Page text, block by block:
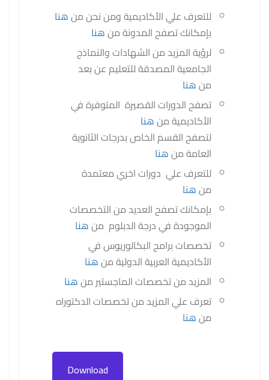
للتعرف علي الأكاديمية ومن نحن منهنا
بإمكانك تصفح المدونة منهنا
لرؤية المزيد من الشهادات والنماذج
الجامعية المصدقة للتعليم عن بعد
منهنا
تصفح الدورات القصيرة المتوفرة في
الأكاديمية منهنا
لتصفح القسم الخاص بدرجات الثانوية
العامة منهنا
للتعرف علي دورات اخري معتمدة
منهنا
بإمكانك تصفح العديد من التخصصات
الموجودة في درجة الدبلوم منهنا
تخصصات برامج البكالوريوس في
الأكاديمية العربية الدولية منهنا
المزيد من تخصصات الماجستير منهنا
تعرف علي المزيد من تخصصات الدكتوراه
منهنا
Download